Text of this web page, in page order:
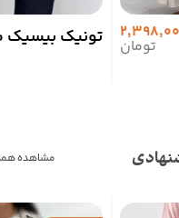
تومان تونیک بیسیک
مشاهده